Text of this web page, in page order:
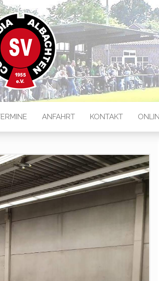
ANFAHRT KONTAKT